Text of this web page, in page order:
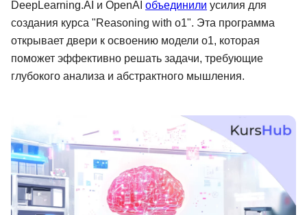
DeepLearning.AI и OpenAI объединили усилия для
создания курса "Reasoning with o1". Эта программа
открывает двери к освоению модели o1, которая
поможет эффективно решать задачи, требующие
глубокого анализа и абстрактного мышления.
Маркетинг
Дизайн
Менеджмент
Иностранные языки
Soft Skills
ДПО